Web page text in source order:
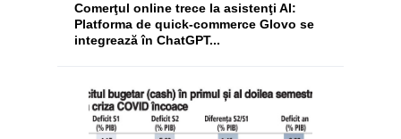
Comerţul online trece la asistenţi AI:
Platforma de quick-commerce Glovo se
integrează în ChatGPT...